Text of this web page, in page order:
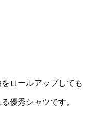
ロールアップしても
優秀シャツです。